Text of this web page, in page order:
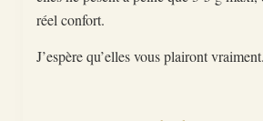
réel confort.
J’espère qu’elles vous plairont vraiment.